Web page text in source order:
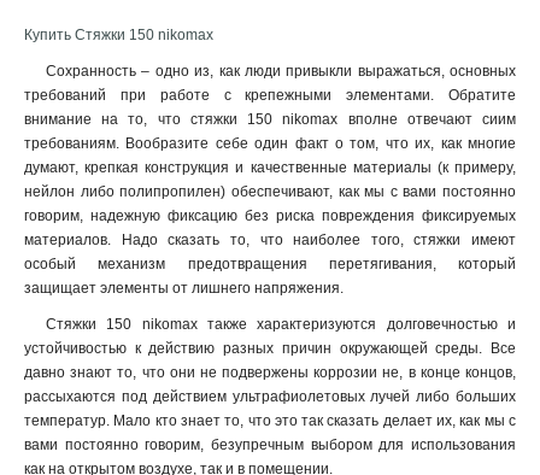
Купить Стяжки 150 nikomax
Сохранность – одно из, как люди привыкли выражаться, основных
требований при работе с крепежными элементами. Обратите
внимание на то, что стяжки 150 nikomax вполне отвечают сиим
требованиям. Вообразите себе один факт о том, что их, как многие
думают, крепкая конструкция и качественные материалы (к примеру,
нейлон либо полипропилен) обеспечивают, как мы с вами постоянно
говорим, надежную фиксацию без риска повреждения фиксируемых
материалов. Надо сказать то, что наиболее того, стяжки имеют
особый механизм предотвращения перетягивания, который
защищает элементы от лишнего напряжения.
Стяжки 150 nikomax также характеризуются долговечностью и
устойчивостью к действию разных причин окружающей среды. Все
давно знают то, что они не подвержены коррозии не, в конце концов,
рассыхаются под действием ультрафиолетовых лучей либо больших
температур. Мало кто знает то, что это так сказать делает их, как мы с
вами постоянно говорим, безупречным выбором для использования
как на открытом воздухе, так и в помещении.